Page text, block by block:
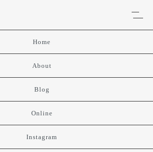
Home
About
Blog
Online
Instagram